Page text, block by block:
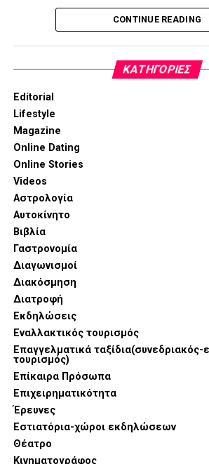
ultra-premium σειρά Signature
τη νέα σειρά LG Built-in, προσφέροντας
λύσεις που εναρμονίζονται πλήρως με
τάσεις του σύγχρονου ευρωπαϊκού
Στην αιχμή της παρουσίασης βρέθηκαν
συνδυάζουν την επαγγελματική
τελειότητα. Η σειρά SKS εντυπωσίασε
Oven 6-σε-1, μια συσκευή που
ψησίματος, air fryer και μαγειρέματος
προσφέροντας τη μέγιστη ευελιξία στη
διαθέτει περιορισμένο χρόνο αλλά
απαιτήσεις.
CONTINUE READING
KΑΤΗΓΟΡΊΕΣ
Editorial
Lifestyle
Magazine
Online Dating
Online Stories
Videos
Αστρολογία
Αυτοκίνητο
Βιβλία
Γαστρονομία
Διαγωνισμοί
Διακόσμηση
Διατροφή
Εκδηλώσεις
Εναλλακτικός τουρισμός
Επαγγελματικά ταξίδια(συνεδριακός-
τουρισμός)
Επίκαιρα Πρόσωπα
Επιχειρηματικότητα
Έρευνες
Εστιατόρια-χώροι εκδηλώσεων
Θέατρο
Κινηματογράφος